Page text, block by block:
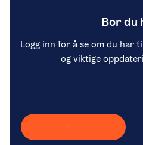
Bor du
Logg inn for å se om du har
og viktige